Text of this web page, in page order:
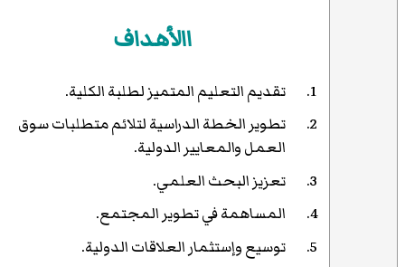
االأهداف
تقديم التعليم المتميز لطلبة الكلية.
تطوير الخطة الدراسية لتلائم متطلبات سوق
العمل والمعايير الدولية.
تعزيز البحث العلمي.
المساهمة في تطوير المجتمع.
توسيع وإستثمار العلاقات الدولية.